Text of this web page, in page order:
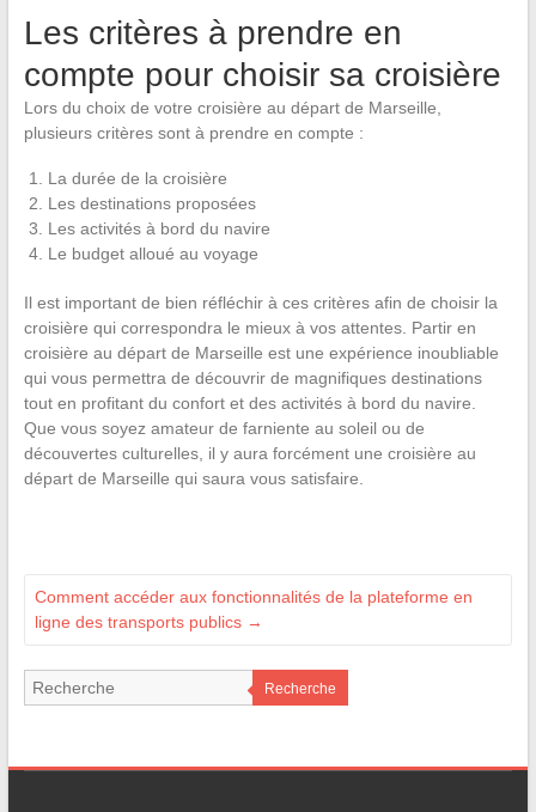
Les critères à prendre en
compte pour choisir sa croisière
Lors du choix de votre croisière au départ de Marseille,
plusieurs critères sont à prendre en compte :
La durée de la croisière
Les destinations proposées
Les activités à bord du navire
Le budget alloué au voyage
Il est important de bien réfléchir à ces critères afin de choisir la
croisière qui correspondra le mieux à vos attentes. Partir en
croisière au départ de Marseille est une expérience inoubliable
qui vous permettra de découvrir de magnifiques destinations
tout en profitant du confort et des activités à bord du navire.
Que vous soyez amateur de farniente au soleil ou de
découvertes culturelles, il y aura forcément une croisière au
départ de Marseille qui saura vous satisfaire.
Comment accéder aux fonctionnalités de la plateforme en
ligne des transports publics →
Recherche